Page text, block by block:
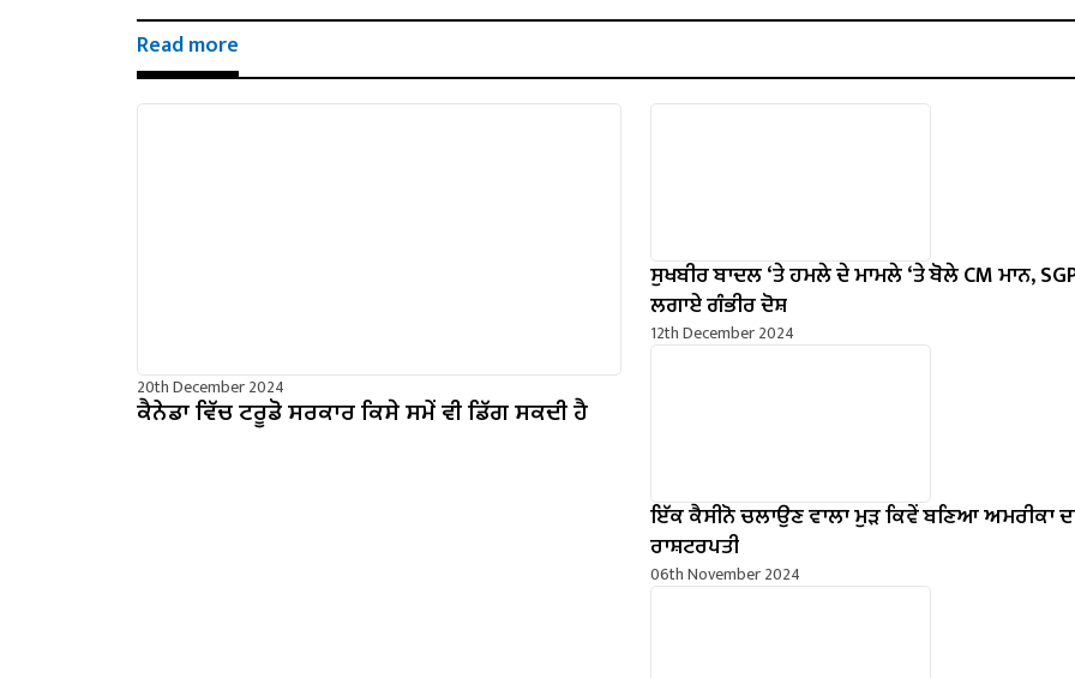
Read more
20th December 2024
ਕੈਨੇਡਾ ਵਿੱਚ ਟਰੂਡੋ ਸਰਕਾਰ ਕਿਸੇ ਸਮੇਂ ਵੀ ਡਿੱਗ ਸਕਦੀ ਹੈ
ਸੁਖਬੀਰ ਬਾਦਲ ‘ਤੇ ਹਮਲੇ ਦੇ ਮਾਮਲੇ ‘ਤੇ ਬੋਲੇ ​​CM ਮਾਨ,
ਲਗਾਏ ਗੰਭੀਰ ਦੋਸ਼
12th December 2024
ਇੱਕ ਕੈਸੀਨੋ ਚਲਾਉਣ ਵਾਲਾ ਮੁੜ ਕਿਵੇਂ ਬਣਿਆ ਅਮਰੀਕਾ
ਰਾਸ਼ਟਰਪਤੀ
06th November 2024